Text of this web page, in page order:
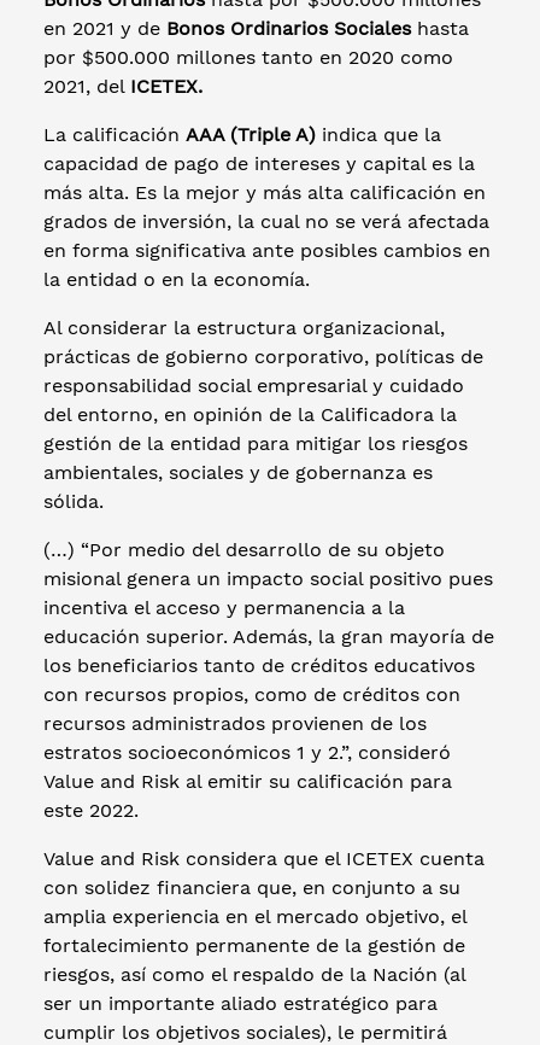
en 2021 y de Bonos Ordinarios Socialeshasta
por $500.000 millones tanto en 2020 como
2021, del ICETEX.
La calificación AAA (Triple A) indica que la
capacidad de pago de intereses y capital es la
más alta. Es la mejor y más alta calificación en
grados de inversión, la cual no se verá afectada
en forma significativa ante posibles cambios en
la entidad o en la economía.
Al considerar la estructura organizacional,
prácticas de gobierno corporativo, políticas de
responsabilidad social empresarial y cuidado
del entorno, en opinión de la Calificadora la
gestión de la entidad para mitigar los riesgos
ambientales, sociales y de gobernanza es
sólida.
(…) “Por medio del desarrollo de su objeto
misional genera un impacto social positivo pues
incentiva el acceso y permanencia a la
educación superior. Además, la gran mayoría de
los beneficiarios tanto de créditos educativos
con recursos propios, como de créditos con
recursos administrados provienen de los
estratos socioeconómicos 1 y 2.”, consideró
Value and Risk al emitir su calificación para
este 2022.
Value and Risk considera que el ICETEX cuenta
con solidez financiera que, en conjunto a su
amplia experiencia en el mercado objetivo, el
fortalecimiento permanente de la gestión de
riesgos, así como el respaldo de la Nación (al
ser un importante aliado estratégico para
cumplir los objetivos sociales), le permitirá